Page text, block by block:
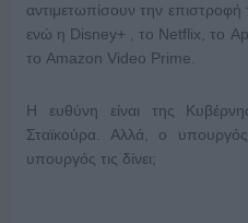
αντιμετωπίσουν την
ενώ η Disney+ , το Netflix, το
το Amazon Video Prime.
Η ευθύνη είναι της
Σταϊκούρα. Αλλά, ο
υπουργός τις δίνει;